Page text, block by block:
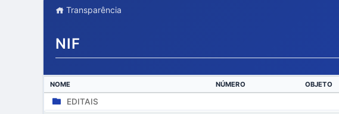
Transparência
NIF
NOME NÚMERO OBJETO
EDITAIS